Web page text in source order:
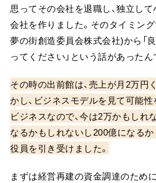
思ってその会社を退職し、独立し
会社を作りました。そのタイミング
夢の街創造委員会株式会社)から「
ってください」という話があったん
その時の出前館は、売上が月2万円
かし、ビジネスモデルを見て可能
ビジネスなので、今は2万かもしれ
なるかもしれないし200億になる
役員を引き受けました。
まずは経営再建の資金調達のため